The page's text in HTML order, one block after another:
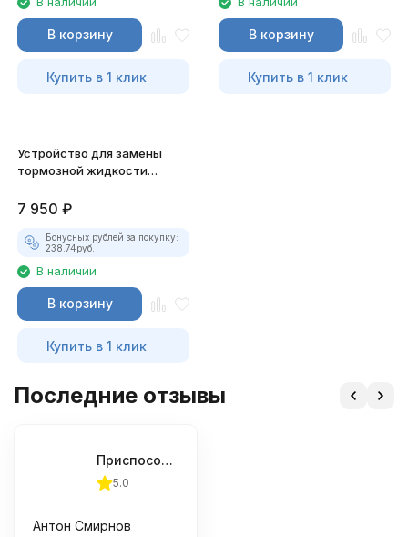
В корзину
Купить в 1 клик
В корзину
Купить в 1 клик
Устройство для замены
тормозной жидкости
JW0901
7 950 ₽
Бонусных рублей за покупку:
238.74руб.
В наличии
В корзину
Купить в 1 клик
Последние отзывы
Приспособление для замены тормозной жидкости с магнитным держателем JTC-4810
5.0
Антон Смирнов